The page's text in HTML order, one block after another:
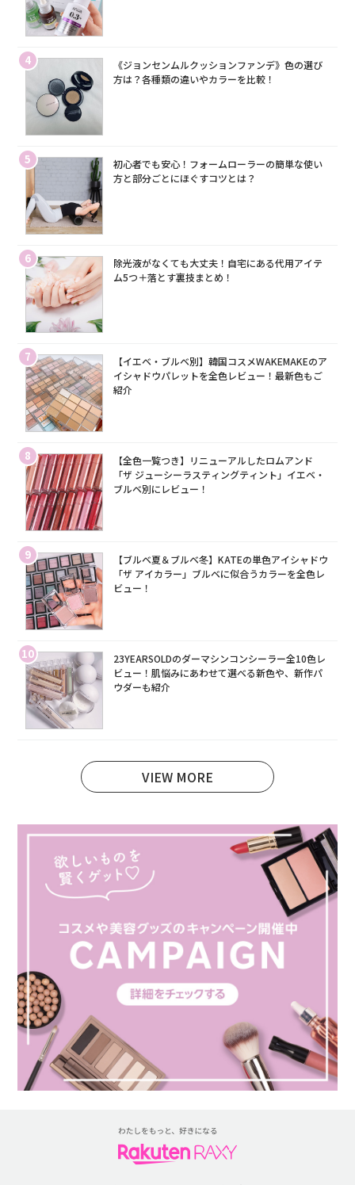
4
《ジョンセンムルクッションファンデ》色の選び
方は？各種類の違いやカラーを比較！
5
初心者でも安心！フォームローラーの簡単な使い
方と部分ごとにほぐすコツとは？
6
除光液がなくても大丈夫！自宅にある代用アイテ
ム5つ＋落とす裏技まとめ！
7
【イエベ・ブルベ別】韓国コスメWAKEMAKEのア
イシャドウパレットを全色レビュー！最新色もご
紹介
8
【全色一覧つき】リニューアルしたロムアンド
「ザ ジューシーラスティングティント」イエベ・
ブルベ別にレビュー！
9
【ブルベ夏＆ブルベ冬】KATEの単色アイシャドウ
「ザ アイカラー」ブルベに似合うカラーを全色レ
ビュー！
10
23YEARSOLDのダーマシンコンシーラー全10色レ
ビュー！肌悩みにあわせて選べる新色や、新作パ
ウダーも紹介
VIEW MORE